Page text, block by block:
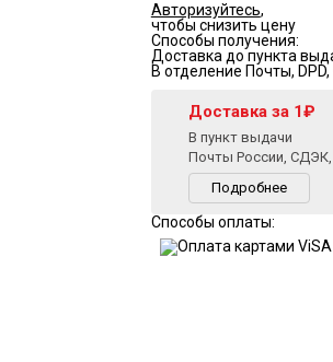
Авторизуйтесь,
чтобы снизить цену
Способы получения:
Доставка до пункта
В отделение Почты,
Доставка за 1₽
В пункт выдачи
Почты России, СДЭК,
Подробнее
Способы оплаты: